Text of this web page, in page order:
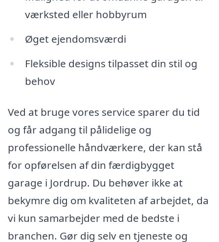
værksted eller hobbyrum
Øget ejendomsværdi
Fleksible designs tilpasset din stil og
behov
Ved at bruge vores service sparer du tid
og får adgang til pålidelige og
professionelle håndværkere, der kan stå
for opførelsen af din færdigbygget
garage i Jordrup. Du behøver ikke at
bekymre dig om kvaliteten af arbejdet, da
vi kun samarbejder med de bedste i
branchen. Gør dig selv en tjeneste og